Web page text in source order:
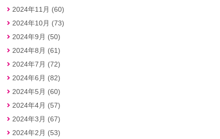
2024年11月 (60)
2024年10月 (73)
2024年9月 (50)
2024年8月 (61)
2024年7月 (72)
2024年6月 (82)
2024年5月 (60)
2024年4月 (57)
2024年3月 (67)
2024年2月 (53)